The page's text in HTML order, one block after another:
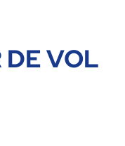
DE VOL